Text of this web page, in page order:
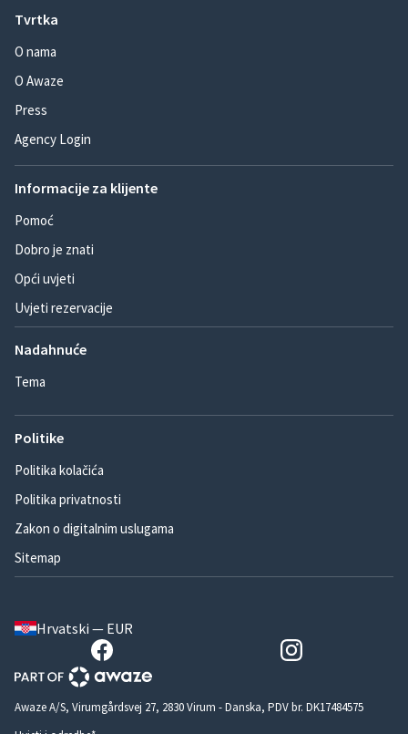
Tvrtka
O nama
O Awaze
Press
Agency Login
Informacije za klijente
Pomoć
Dobro je znati
Opći uvjeti
Uvjeti rezervacije
Nadahnuće
Tema
Politike
Politika kolačića
Politika privatnosti
Zakon o digitalnim uslugama
Sitemap
Hrvatski — EUR
Awaze A/S, Virumgårdsvej 27, 2830 Virum - Danska, PDV br. DK17484575